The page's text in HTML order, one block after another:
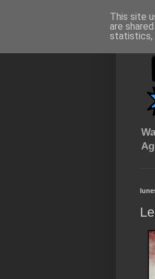
This site
are
statistics,